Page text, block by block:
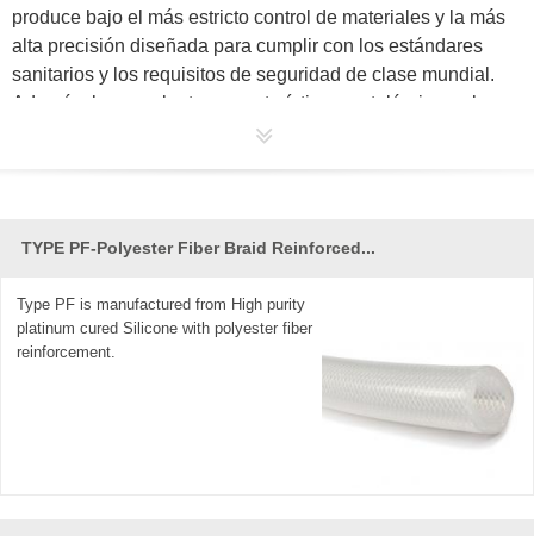
produce bajo el más estricto control de materiales y la más
alta precisión diseñada para cumplir con los estándares
sanitarios y los requisitos de seguridad de clase mundial.
Además, las excelentes características metalúrgicas y las
rígidas dimensiones son favorecidas por todos los
estilos de conexión incluyen Butt Weld, Expanding y
pedido.
TYPE PF-Polyester Fiber Braid Reinforced...
Type PF is manufactured from High purity
platinum cured Silicone with polyester fiber
reinforcement.